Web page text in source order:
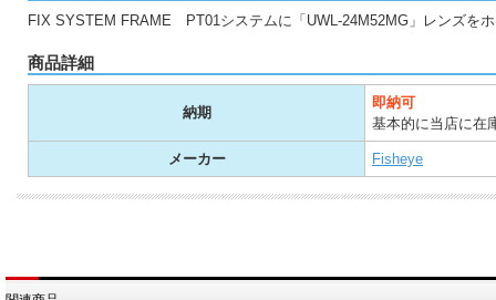
FIX SYSTEM FRAME PT01システムに「UWL-24M52MG」レンズを
商品詳細
納期
即納可
基本的に当店に在
メーカー Fisheye